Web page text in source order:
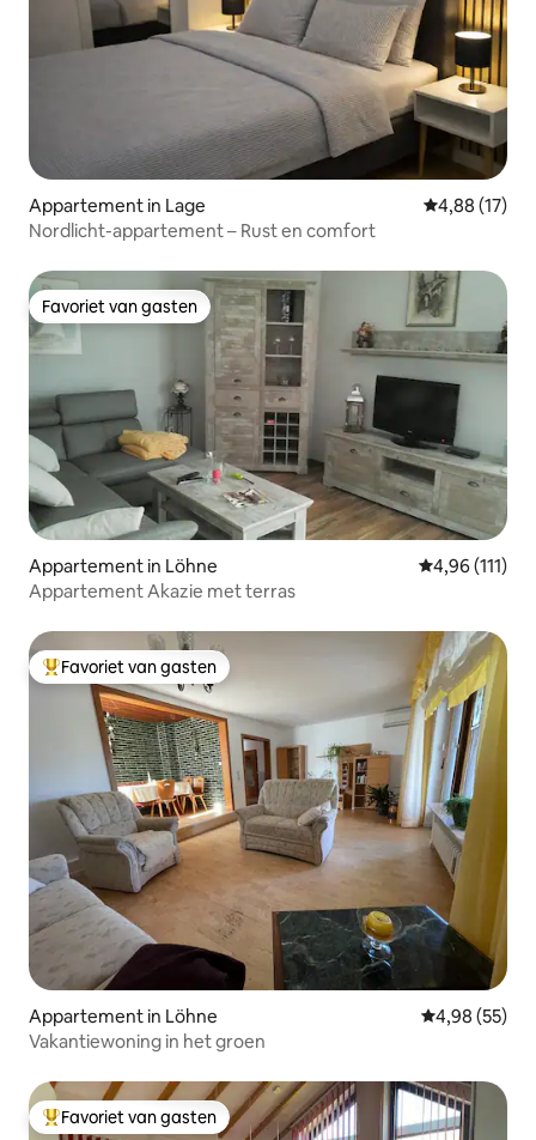
Appartement in Lage Gemiddelde
4,88 (17)
Nordlicht-appartement – Rust en comfort
Favoriet van gasten
Favoriet van gasten
Appartement in Löhne Gemiddelde
4,96 (111)
Appartement Akazie met terras
Topfavoriet van gasten
Favoriet van gasten
Appartement in Löhne Gemiddelde
4,98 (55)
Vakantiewoning in het groen
Topfavoriet van gasten
Favoriet van gasten